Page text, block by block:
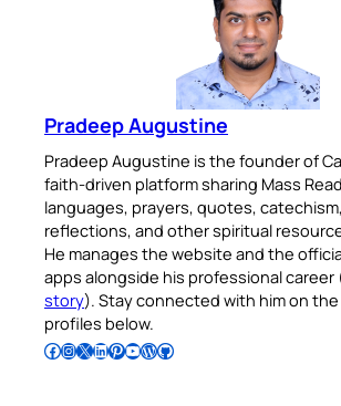
Pradeep Augustine
Pradeep Augustine is the founder of
faith-driven platform sharing Mass
languages, prayers, quotes,
reflections, and other spiritual
He manages the website and the
apps alongside his professional career
story). Stay connected with him on
profiles below.
Follow Pradeep on Facebook Follow Pradeep on InstagramFollow Pradeep on X Follow Pradeep on LinkedIn Follow Pradeep on Pinterest Subscribe to Pradeep’s Youtube Channel Follow Pradeep on WordPress Follow Pradeep on GitHub